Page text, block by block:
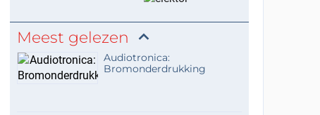
Meest gelezen
Audiotronica:
Bromonderdrukking